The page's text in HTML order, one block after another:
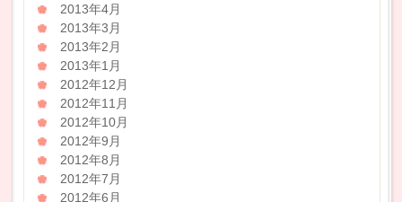
2013年4月
2013年3月
2013年2月
2013年1月
2012年12月
2012年11月
2012年10月
2012年9月
2012年8月
2012年7月
2012年6月